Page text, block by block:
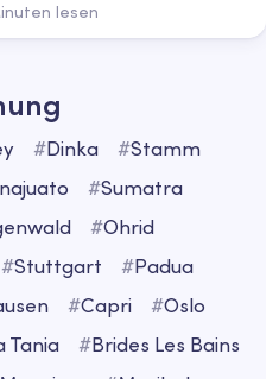
lesen
#Dinka #Stamm
#Sumatra
#Ohrid
#Stuttgart #Padua
#Capri #Oslo
Tania #Brides Les Bains